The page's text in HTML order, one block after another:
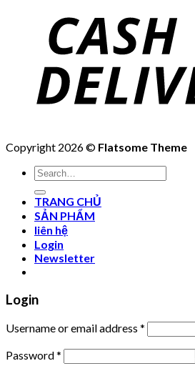
Copyright 2026 © Flatsome Theme
Search
for:
TRANG CHỦ
SẢN PHẨM
liên hệ
Login
Newsletter
Login
Username or email address *
Password*